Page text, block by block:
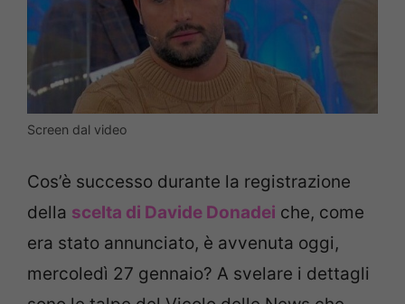
Screen dal video
Cos’è successo durante la registrazione
della scelta di Davide Donadei che, come
era stato annunciato, è avvenuta oggi,
mercoledì 27 gennaio? A svelare i dettagli